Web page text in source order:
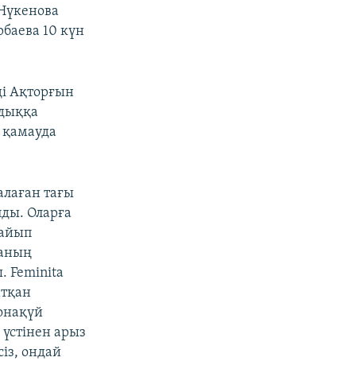
10 күн
Ақторғын
тағы
Оларға
Feminita
арыз
ондай